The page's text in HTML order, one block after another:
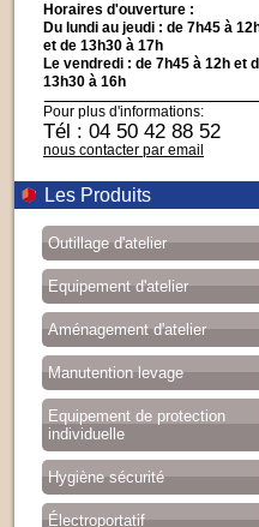
Horaires d'ouverture :
Du lundi au jeudi : de 7h45 à
et de 13h30 à 17h
Le vendredi : de 7h45 à 12h et
13h30 à 16h
Pour plus d'informations:
Tél : 04 50 42 88 52
nous contacter par email
Les Produits
Outillage d'atelier
Equipement d'atelier
Aménagement d'atelier
Manutention levage
Equipement de protection
individuelle
Hygiène sécurité
Électroportatif